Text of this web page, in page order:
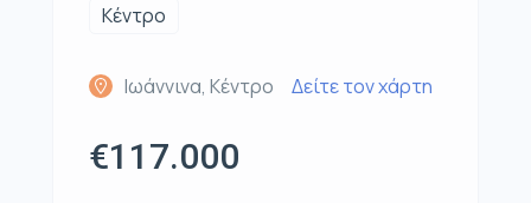
Κέντρο
Ιωάννινα, Κέντρο Δείτε τον χάρτη
€117.000